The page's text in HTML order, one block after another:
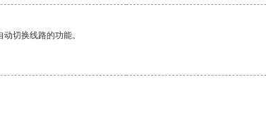
切换线路的功能。